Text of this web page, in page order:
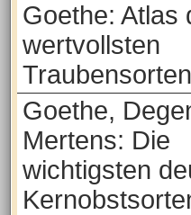
Goethe: Atlas
wertvollsten
Goethe,
Mertens: Die
wichtigsten